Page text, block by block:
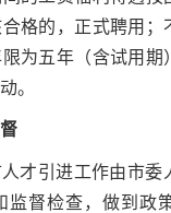
格的，正式聘用；
为五年（含试用期
。
人才引进工作由市委
监督检查，做到政